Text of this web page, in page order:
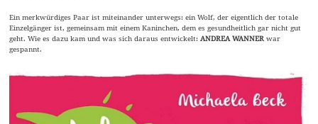
Ein merkwürdiges Paar ist miteinander unterwegs: ein Wolf, der eigentlich der totale
Einzelgänger ist, gemeinsam mit einem Kaninchen, dem es gesundheitlich gar nicht gut
geht. Wie es dazu kam und was sich daraus entwickelt:ANDREA WANNERwar
gespannt.